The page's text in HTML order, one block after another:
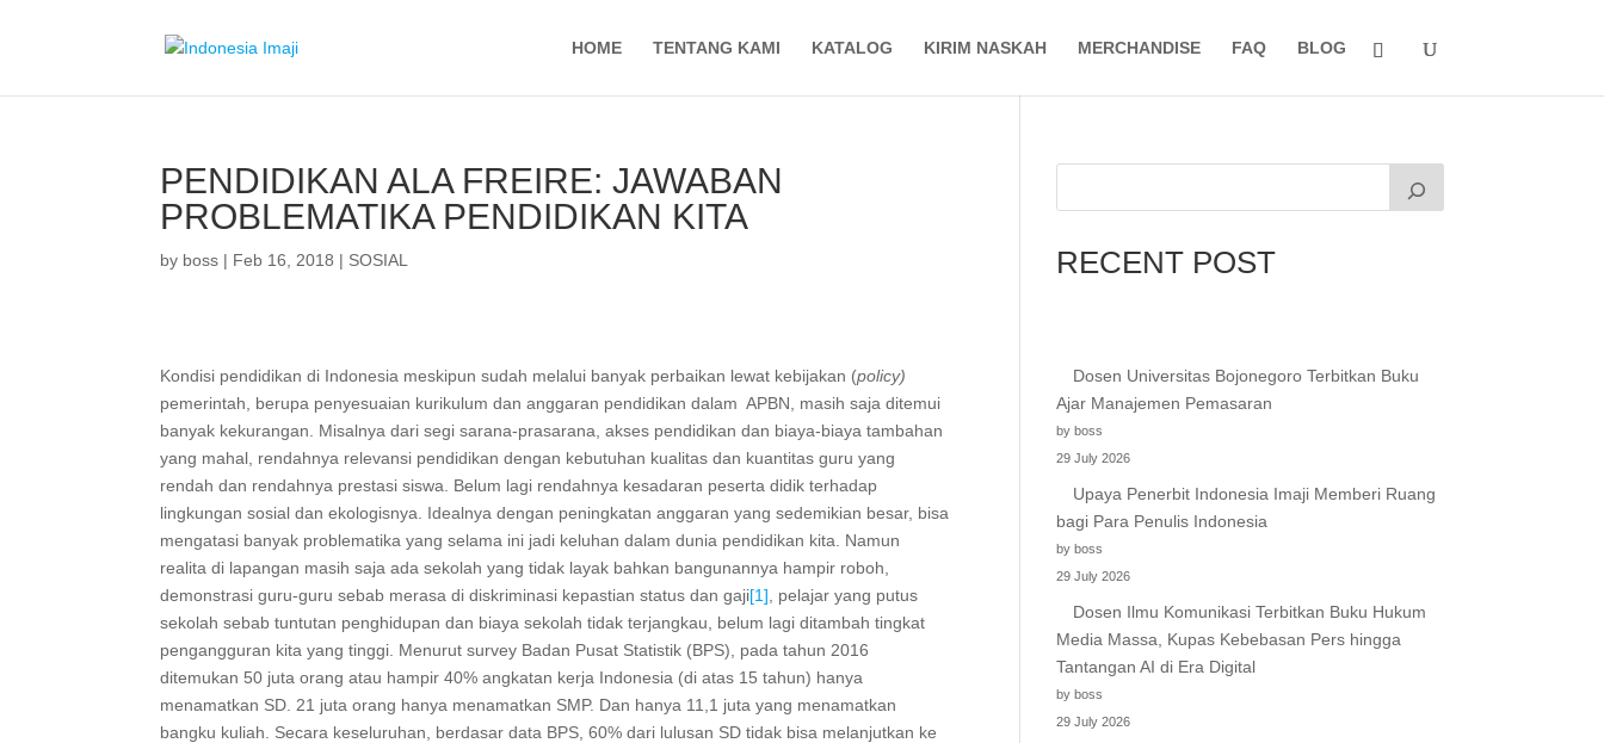
HOME TENTANG KAMI KATALOG KIRIM NASKAH MERCHANDISE FAQ BLOG
PENDIDIKAN ALA FREIRE: JAWABAN
PROBLEMATIKA PENDIDIKAN KITA
by boss | Feb 16, 2018 | SOSIAL
Kondisi pendidikan di Indonesia meskipun sudah melalui banyak perbaikan lewat kebijakan (policy)
pemerintah, berupa penyesuaian kurikulum dan anggaran pendidikan dalam APBN, masih saja ditemui
banyak kekurangan. Misalnya dari segi sarana-prasarana, akses pendidikan dan biaya-biaya tambahan
yang mahal, rendahnya relevansi pendidikan dengan kebutuhan kualitas dan kuantitas guru yang
rendah dan rendahnya prestasi siswa. Belum lagi rendahnya kesadaran peserta didik terhadap
lingkungan sosial dan ekologisnya. Idealnya dengan peningkatan anggaran yang sedemikian besar, bisa
mengatasi banyak problematika yang selama ini jadi keluhan dalam dunia pendidikan kita. Namun
realita di lapangan masih saja ada sekolah yang tidak layak bahkan bangunannya hampir roboh,
demonstrasi guru-guru sebab merasa di diskriminasi kepastian status dan gaji[1] , pelajar yang putus
sekolah sebab tuntutan penghidupan dan biaya sekolah tidak terjangkau, belum lagi ditambah tingkat
pengangguran kita yang tinggi. Menurut survey Badan Pusat Statistik (BPS), pada tahun 2016
ditemukan 50 juta orang atau hampir 40% angkatan kerja Indonesia (di atas 15 tahun) hanya
menamatkan SD. 21 juta orang hanya menamatkan SMP. Dan hanya 11,1 juta yang menamatkan
bangku kuliah. Secara keseluruhan, berdasar data BPS, 60% dari lulusan SD tidak bisa melanjutkan ke
RECENT POST
Dosen Universitas Bojonegoro Terbitkan Buku
Ajar Manajemen Pemasaran
by boss
29 July 2026
Upaya Penerbit Indonesia Imaji Memberi Ruang
bagi Para Penulis Indonesia
by boss
29 July 2026
Dosen Ilmu Komunikasi Terbitkan Buku Hukum
Media Massa, Kupas Kebebasan Pers hingga
Tantangan AI di Era Digital
by boss
29 July 2026